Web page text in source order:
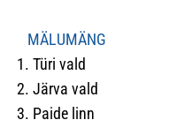
MÄLUMÄNG
1. Türi vald
2. Järva vald
3. Paide linn